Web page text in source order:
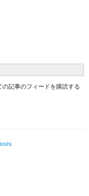
記事のフィードを購読する
.